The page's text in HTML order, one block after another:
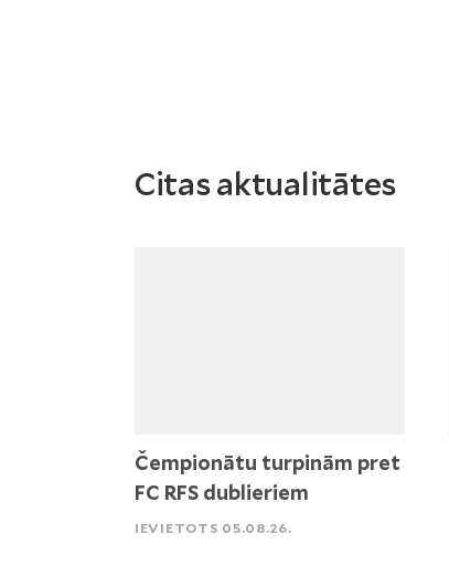
Citas aktualitātes
Čempionātu turpinām pret
FC RFS dublieriem
IEVIETOTS 05.08.26.